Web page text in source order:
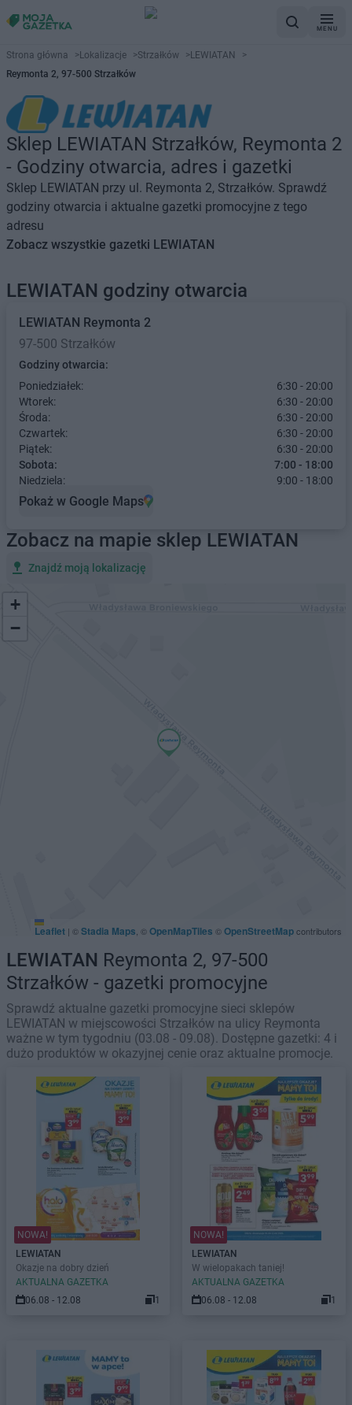
MENU
Strona główna >Lokalizacje >Strzałków >LEWIATAN
>
Reymonta 2, 97-500 Strzałków
Sklep LEWIATAN Strzałków, Reymonta 2
- Godziny otwarcia, adres i gazetki
Sklep LEWIATAN przy ul. Reymonta 2, Strzałków. Sprawdź
godziny otwarcia i aktualne gazetki promocyjne z tego
adresu
Zobacz wszystkie gazetki LEWIATAN
LEWIATAN godziny otwarcia
LEWIATAN Reymonta 2
97-500 Strzałków
Godziny otwarcia:
Poniedziałek:
6:30 - 20:00
Wtorek:
6:30 - 20:00
Środa:
6:30 - 20:00
Czwartek:
6:30 - 20:00
Piątek:
6:30 - 20:00
Sobota:
7:00 - 18:00
Niedziela:
9:00 - 18:00
Pokaż w Google Maps
Zobacz na mapie sklep LEWIATAN
Znajdź moją lokalizację
+
−
Leaflet | ©Stadia Maps , ©OpenMapTiles ©OpenStreetMapcontributors
LEWIATAN Reymonta 2, 97-500
Strzałków - gazetki promocyjne
Sprawdź aktualne gazetki promocyjne sieci sklepów
LEWIATAN w miejscowości Strzałków na ulicy Reymonta
ważne w tym tygodniu (03.08 - 09.08). Dostępne gazetki: 4 i
dużo produktów w okazyjnej cenie oraz aktualne promocje.
NOWA!
LEWIATAN
Okazje na dobry dzień
AKTUALNA GAZETKA
06.08 - 12.08
1
NOWA!
LEWIATAN
W wielopakach taniej!
AKTUALNA GAZETKA
06.08 - 12.08
1